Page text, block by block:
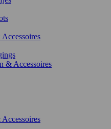
& Accessoires